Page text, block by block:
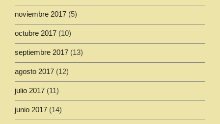
noviembre 2017 (5)
octubre 2017 (10)
septiembre 2017 (13)
agosto 2017 (12)
julio 2017 (11)
junio 2017 (14)